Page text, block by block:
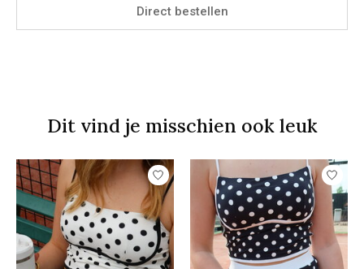
Direct bestellen
Dit vind je misschien ook leuk
Items van productcarrousel